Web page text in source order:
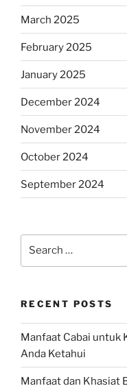
March 2025
February 2025
January 2025
December 2024
November 2024
October 2024
September 2024
RECENT POSTS
Manfaat Cabai untuk
Anda Ketahui
Manfaat dan Khasiat